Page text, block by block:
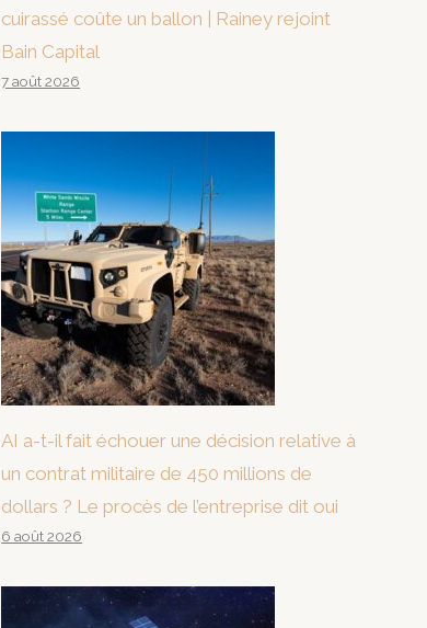
cuirassé coûte un ballon | Rainey rejoint
Bain Capital
7 août 2026
AI a-t-il fait échouer une décision relative à
un contrat militaire de 450 millions de
dollars ? Le procès de l’entreprise dit oui
6 août 2026